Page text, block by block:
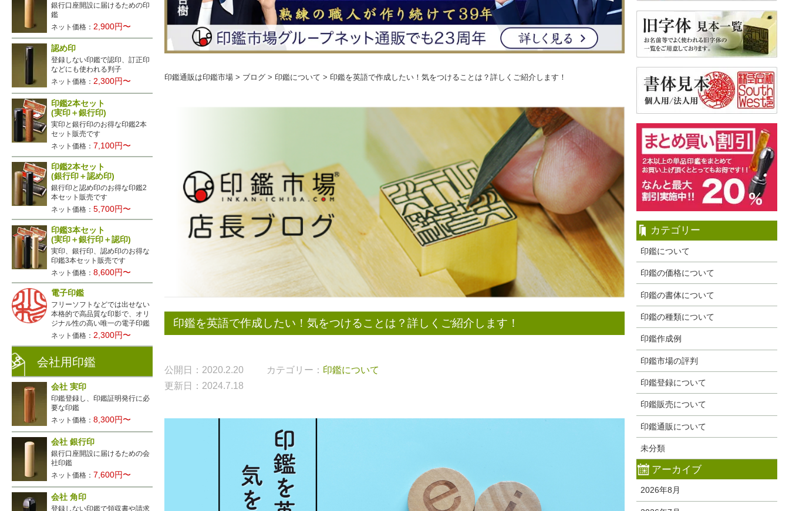
カテゴリー
印鑑について
印鑑の価格について
印鑑の書体について
印鑑の種類について
印鑑作成例
印鑑市場の評判
印鑑登録について
印鑑販売について
印鑑通販について
未分類
アーカイブ
2026年8月
印鑑通販は印鑑市場 > ブログ > 印鑑について > 印鑑を英語で作成したい！気をつけることは？詳しくご紹介します！
印鑑を英語で作成したい！気をつけることは？詳しくご紹介します！
公開日：2020.2.20 カテゴリー： 印鑑について
更新日：2024.7.18
銀行口座開設に届けるための印
鑑
ネット価格： 2,900円〜
認め印
登録しない印鑑で認印、訂正印
などにも使われる判子
ネット価格：2,300円〜
印鑑2本セット
(実印＋銀行印)
実印と銀行印のお得な印鑑2本
セット販売です
ネット価格： 7,100円〜
印鑑2本セット
(銀行印＋認め印)
銀行印と認め印のお得な印鑑2
本セット販売です
ネット価格：5,700円〜
印鑑3本セット
(実印＋銀行印＋認印)
実印、銀行印、認め印のお得な
印鑑3本セット販売です
ネット価格：8,600円〜
電子印鑑
フリーソフトなどでは出せない
本格的で高品質な印影で、オリ
ジナル性の高い唯一の電子印鑑
ネット価格：2,300円〜
会社用印鑑
会社 実印
印鑑登録し、印鑑証明発行に必
要な印鑑
ネット価格：8,300円〜
会社 銀行印
銀行口座開設に届けるための会
社印鑑
ネット価格： 7,600円〜
会社 角印
登録しない印鑑で領収書や請求